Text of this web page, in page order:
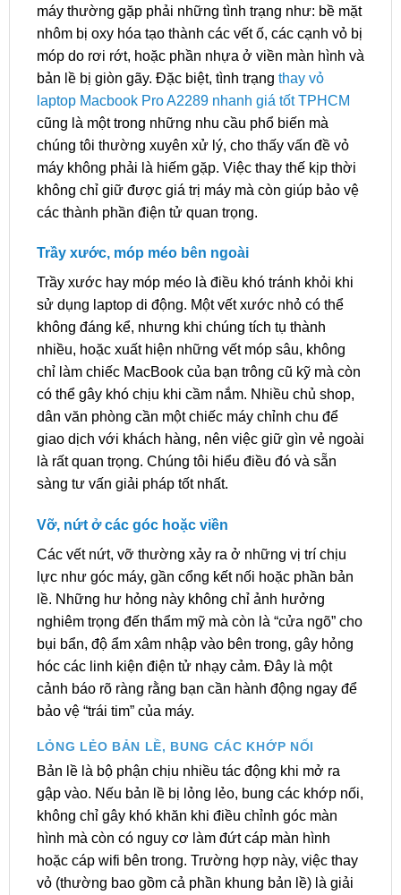
máy thường gặp phải những tình trạng như: bề mặt
nhôm bị oxy hóa tạo thành các vết ố, các cạnh vỏ bị
móp do rơi rớt, hoặc phần nhựa ở viền màn hình và
bản lề bị giòn gãy. Đặc biệt, tình trạng thay vỏ
laptop Macbook Pro A2289 nhanh giá tốt TPHCM
cũng là một trong những nhu cầu phổ biến mà
chúng tôi thường xuyên xử lý, cho thấy vấn đề vỏ
máy không phải là hiếm gặp. Việc thay thế kịp thời
không chỉ giữ được giá trị máy mà còn giúp bảo vệ
các thành phần điện tử quan trọng.
Trầy xước, móp méo bên ngoài
Trầy xước hay móp méo là điều khó tránh khỏi khi
sử dụng laptop di động. Một vết xước nhỏ có thể
không đáng kể, nhưng khi chúng tích tụ thành
nhiều, hoặc xuất hiện những vết móp sâu, không
chỉ làm chiếc MacBook của bạn trông cũ kỹ mà còn
có thể gây khó chịu khi cầm nắm. Nhiều chủ shop,
dân văn phòng cần một chiếc máy chỉnh chu để
giao dịch với khách hàng, nên việc giữ gìn vẻ ngoài
là rất quan trọng. Chúng tôi hiểu điều đó và sẵn
sàng tư vấn giải pháp tốt nhất.
Vỡ, nứt ở các góc hoặc viền
Các vết nứt, vỡ thường xảy ra ở những vị trí chịu
lực như góc máy, gần cổng kết nối hoặc phần bản
lề. Những hư hỏng này không chỉ ảnh hưởng
nghiêm trọng đến thẩm mỹ mà còn là “cửa ngõ” cho
bụi bẩn, độ ẩm xâm nhập vào bên trong, gây hỏng
hóc các linh kiện điện tử nhạy cảm. Đây là một
cảnh báo rõ ràng rằng bạn cần hành động ngay để
bảo vệ “trái tim” của máy.
LỎNG LẺO BẢN LỀ, BUNG CÁC KHỚP NỐI
Bản lề là bộ phận chịu nhiều tác động khi mở ra
gập vào. Nếu bản lề bị lỏng lẻo, bung các khớp nối,
không chỉ gây khó khăn khi điều chỉnh góc màn
hình mà còn có nguy cơ làm đứt cáp màn hình
hoặc cáp wifi bên trong. Trường hợp này, việc thay
vỏ (thường bao gồm cả phần khung bản lề) là giải